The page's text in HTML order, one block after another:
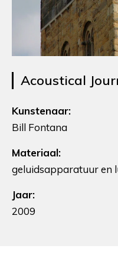
Acoustical
Kunstenaar:
Bill Fontana
Materiaal:
geluidsapparatuur en
Jaar:
2009